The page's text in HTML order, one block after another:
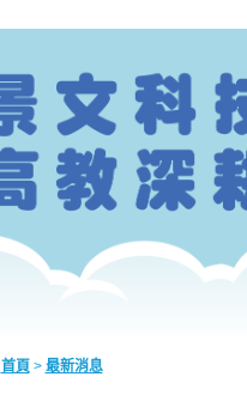
首頁 > 最新消息